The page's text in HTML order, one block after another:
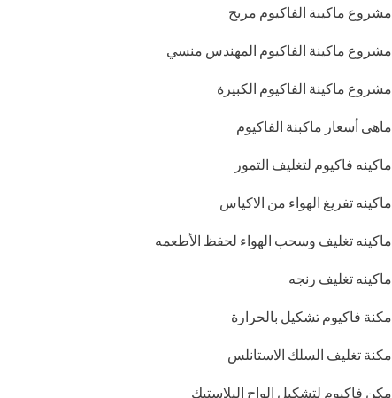
مشروع ماكينة الفاكيوم مربح
مشروع ماكينة الفاكيوم المهندس منسي
مشروع ماكينة الفاكيوم الكبيرة
ماهى أسعار ماكبنة الفاكيوم
ماكينه فاكيوم لتغليف التمور
ماكينه تفريغ الهواء من الاكياس
ماكينه تغليف وسحب الهواء لحفظ الأطعمه
ماكينه تغليف رنجه
مكنة فاكيوم تشكيل بالحرارة
مكنة تغليف السلك الاستانلس
مكن فاكيوم لتشكيل الواح البلاستيك